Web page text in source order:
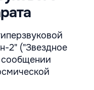
2" ("Звездное
сообщении